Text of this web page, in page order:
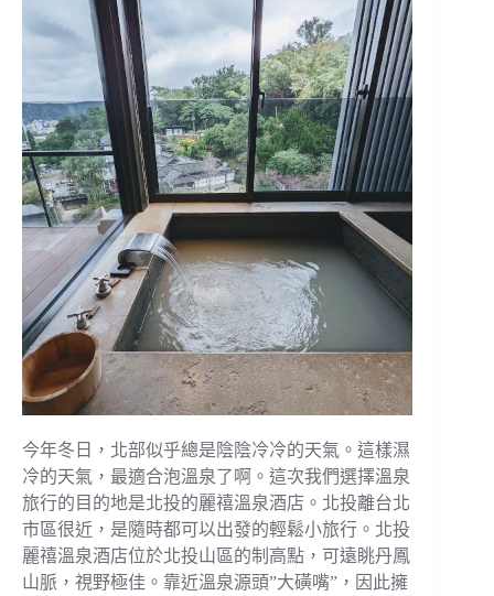
今年冬日，北部似乎總是陰陰冷冷的天氣。這樣濕
冷的天氣，最適合泡溫泉了啊。這次我們選擇溫泉
旅行的目的地是北投的麗禧溫泉酒店。北投離台北
市區很近，是隨時都可以出發的輕鬆小旅行。北投
麗禧溫泉酒店位於北投山區的制高點，可遠眺丹鳳
山脈，視野極佳。靠近溫泉源頭”大磺嘴”，因此擁